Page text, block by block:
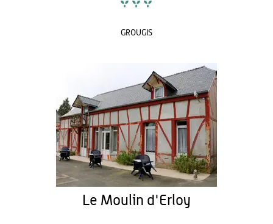
GROUGIS
Le Moulin d'Erloy